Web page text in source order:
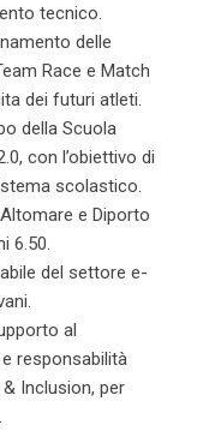
tecnico.
delle
Race e Match
dei futuri atleti.
della Scuola
con l’obiettivo di
scolastico.
e Diporto
6.50.
del settore e-
al
responsabilità
Inclusion, per